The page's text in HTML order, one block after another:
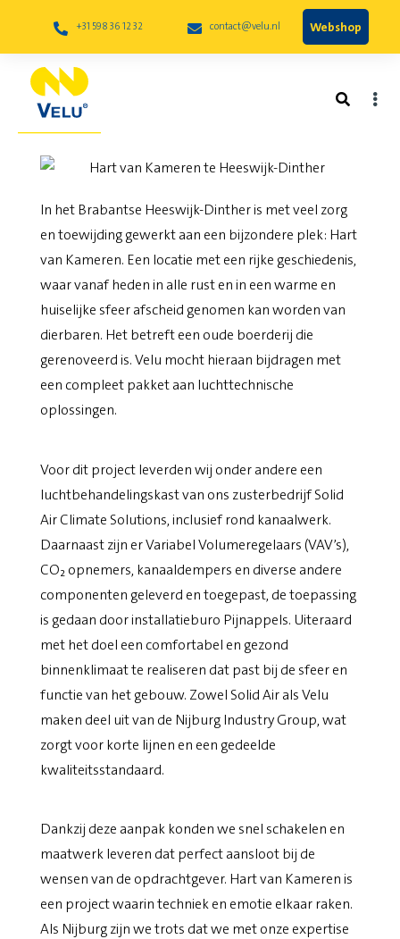
+31 598 36 12 32 contact@velu.nl Webshop
Hart van Kameren te Heeswijk-
Dinther
In het Brabantse Heeswijk-Dinther is met veel zorg
en toewijding gewerkt aan een bijzondere plek: Hart
van Kameren. Een locatie met een rijke geschiedenis,
waar vanaf heden in alle rust en in een warme en
huiselijke sfeer afscheid genomen kan worden van
dierbaren. Het betreft een oude boerderij die
gerenoveerd is. Velu mocht hieraan bijdragen met
een compleet pakket aan luchttechnische
oplossingen.
Voor dit project leverden wij onder andere een
luchtbehandelingskast van ons zusterbedrijf Solid
Air Climate Solutions, inclusief rond kanaalwerk.
Daarnaast zijn er Variabel Volumeregelaars (VAV’s),
CO₂ opnemers, kanaaldempers en diverse andere
componenten geleverd en toegepast, de toepassing
is gedaan door installatieburo Pijnappels. Uiteraard
met het doel een comfortabel en gezond
binnenklimaat te realiseren dat past bij de sfeer en
functie van het gebouw. Zowel Solid Air als Velu
maken deel uit van de Nijburg Industry Group, wat
zorgt voor korte lijnen en een gedeelde
kwaliteitsstandaard.
Dankzij deze aanpak konden we snel schakelen en
maatwerk leveren dat perfect aansloot bij de
wensen van de opdrachtgever. Hart van Kameren is
een project waarin techniek en emotie elkaar raken.
Als Nijburg zijn we trots dat we met onze expertise